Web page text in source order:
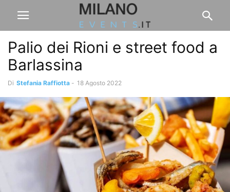
Palio dei Rioni e street food a
Barlassina
Di Stefania Raffiotta - 18 Agosto 2022